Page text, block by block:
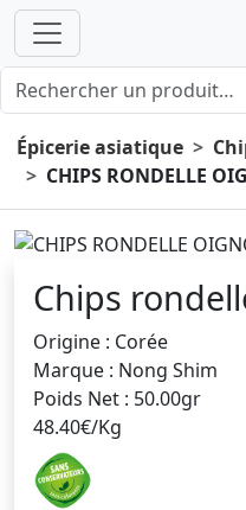
Épicerie asiatique
CHIPS RONDELLE
Chips
Origine : Corée
Marque : Nong Shim
Poids Net : 50.00gr
48.40€/Kg